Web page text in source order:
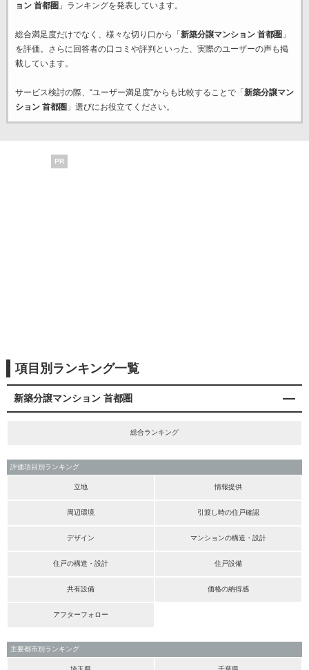
ョン 首都圏 」ランキングを発表しています。
総合満足度だけでなく、様々な切り口から「 新築分譲マンション 首都圏 」
を評価。さらに回答者の口コミや評判といった、実際のユーザーの声も掲
載しています。
サービス検討の際、“ユーザー満足度”からも比較することで「 新築分譲マン
ション 首都圏 」選びにお役立てください。
PR
項目別ランキング一覧
新築分譲マンション 首都圏
総合ランキング
評価項目別ランキング
立地 情報提供
周辺環境 引渡し時の住戸確認
デザイン マンションの構造・設計
住戸の構造・設計 住戸設備
共有設備 価格の納得感
アフターフォロー
主要都市別ランキング